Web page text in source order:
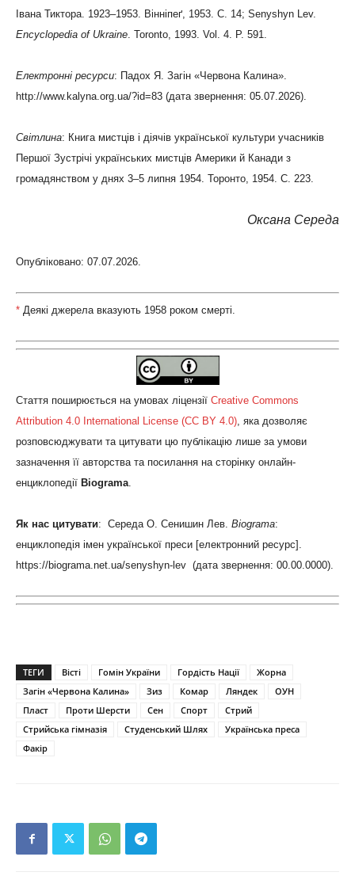
Івана Тиктора. 1923–1953. Вінніпеґ, 1953. С. 14; Senyshyn Lev.
Encyclopedia of Ukraine . Toronto, 1993. Vol. 4. P. 591.
Електронні ресурси: Падох Я. Загін «Червона Калина».
http://www.kalyna.org.ua/?id=83 (дата звернення: 05.07.2026).
Світлина: Книга мистців і діячів української культури учасників
Першої Зустрічі українських мистців Америки й Канади з
громадянством у днях 3–5 липня 1954. Торонто, 1954. С. 223.
Оксана Середа
Опубліковано: 07.07.2026.
* Деякі джерела вказують 1958 роком смерті.
Стаття поширюється на умовах ліцензії Creative Commons
Attribution 4.0 International License (CC BY 4.0), яка дозволяє
розповсюджувати та цитувати цю публікацію лише за умови
зазначення її авторства та посилання на сторінку онлайн-
енциклопедії Biograma.
Як нас цитувати: Середа О. Сенишин Лев. Biograma:
енциклопедія імен української преси [електронний ресурс].
https://biograma.net.ua/senyshyn-lev (дата звернення: 00.00.0000).
ТЕГИ Вісті Гомін України Гордість Нації
Жорна
Загін «Червона Калина»
Зиз Комар Ляндек
ОУН
Пласт
Проти Шерсти Сен Спорт
Стрий
Стрийська гімназія
Студенський Шлях
Українська преса
Факір